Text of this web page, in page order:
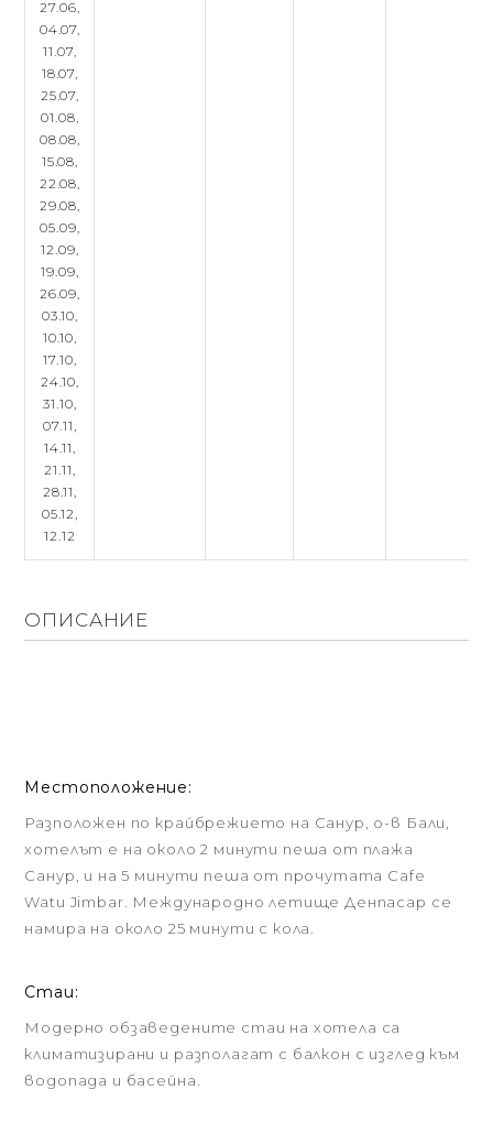
27.06,
04.07,
11.07,
18.07,
25.07,
01.08,
08.08,
15.08,
22.08,
29.08,
05.09,
12.09,
19.09,
26.09,
03.10,
10.10,
17.10,
24.10,
31.10,
07.11,
14.11,
21.11,
28.11,
05.12,
12.12
ОПИСАНИЕ
Местоположение:
Разположен по крайбрежието на Санур, о-в Бали,
хотелът е на около 2 минути пеша от плажа
Санур, и на 5 минути пеша от прочутата Cafe
Watu Jimbar. Международно летище Денпасар се
намира на около 25 минути с кола.
Стаи:
Модерно обзаведените стаи на хотела са
климатизирани и разполагат с балкон с изглед към
водопада и басейна.